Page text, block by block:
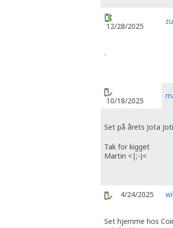
12/28/2025
.
10/18/2025
Set på årets Jota
Tak for kigget
Martin <|;-)<
4/24/2025
Set hjemme hos